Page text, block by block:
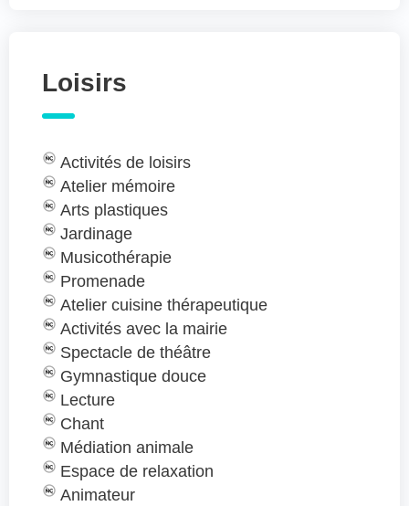
Loisirs
Activités de loisirs
Atelier mémoire
Arts plastiques
Jardinage
Musicothérapie
Promenade
Atelier cuisine thérapeutique
Activités avec la mairie
Spectacle de théâtre
Gymnastique douce
Lecture
Chant
Médiation animale
Espace de relaxation
Animateur